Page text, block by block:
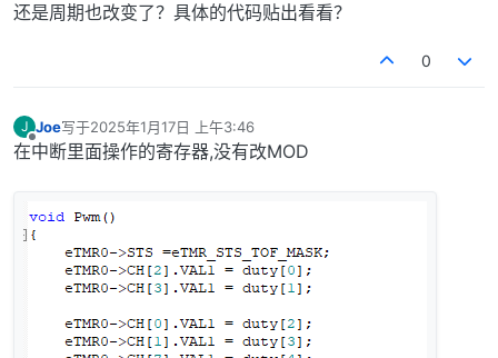
还是周期也改变了？具体的代码贴出看看？
0
J
离线
Joe写于2025年1月17日 上午3:46
最后由 编辑
在中断里面操作的寄存器,没有改MOD